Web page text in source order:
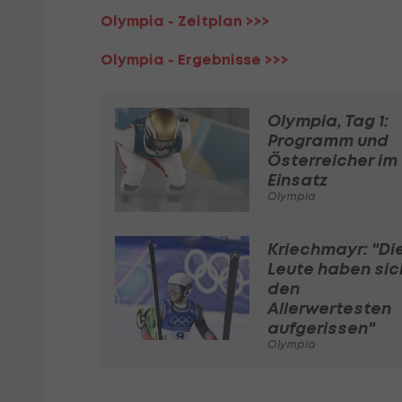
Olympia - Zeitplan >>>
Olympia - Ergebnisse >>>
Olympia, Tag 1:
Programm und
Österreicher im
Einsatz
Olympia
Kriechmayr:
Leute haben
den
Allerwertesten
aufgerissen"
Olympia